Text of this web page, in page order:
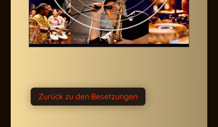
Zurück zu den Besetzungen